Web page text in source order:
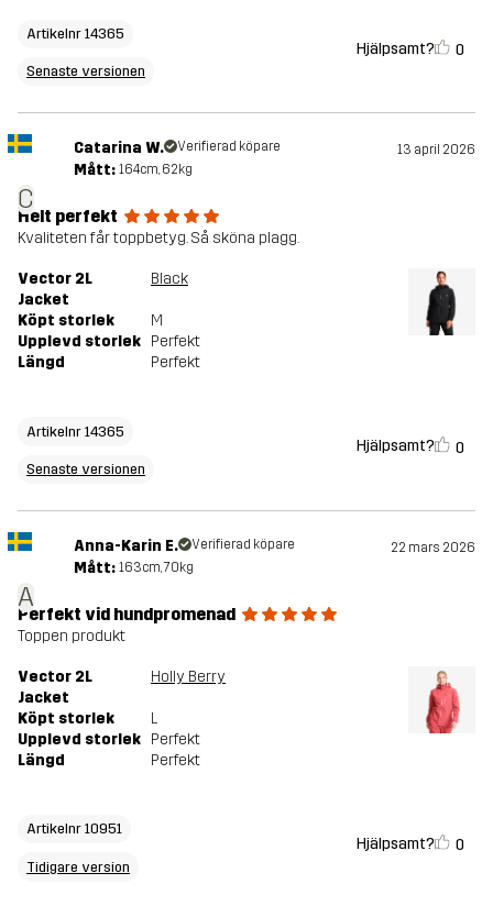
Artikelnr 14365
Senaste versionen
Hjälpsamt? 0
C
Catarina W. Verifierad köpare 13 april 2026
Mått: 164cm, 62kg
Helt perfekt
Kvaliteten får toppbetyg. Så sköna plagg.
Vector 2L
Jacket
Black
Köpt storlek
M
Upplevd storlek Perfekt
Längd
Perfekt
Artikelnr 14365
Senaste versionen
Hjälpsamt? 0
A
Anna-Karin E. Verifierad köpare 22 mars 2026
Mått: 163cm, 70kg
Perfekt vid hundpromenad
Toppen produkt
Vector 2L
Jacket
Holly Berry
Köpt storlek
L
Upplevd storlek Perfekt
Längd
Perfekt
Artikelnr 10951
Tidigare version
Hjälpsamt? 0